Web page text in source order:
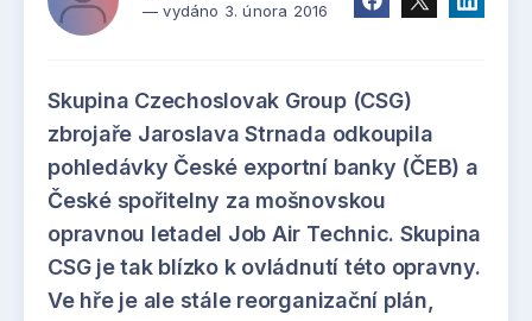
— vydáno 3. února 2016
Skupina Czechoslovak Group (CSG)
zbrojaře Jaroslava Strnada odkoupila
pohledávky České exportní banky (ČEB) a
České spořitelny za mošnovskou
opravnou letadel Job Air Technic. Skupina
CSG je tak blízko k ovládnutí této opravny.
Ve hře je ale stále reorganizační plán,